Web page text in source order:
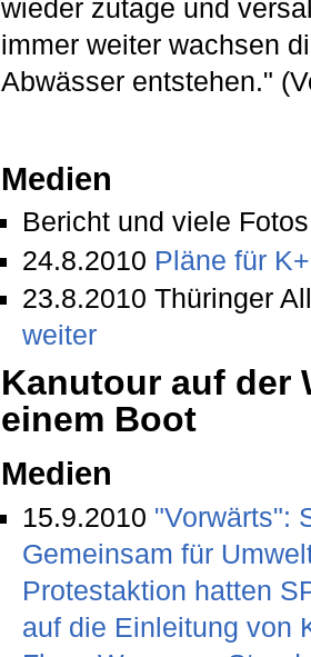
wieder zutage und
immer weiter wachsen
Abwässer entstehen."
Medien
Bericht und viele
24.8.2010 Pläne für
23.8.2010 Thüringer
weiter
Kanutour auf der
einem Boot
Medien
15.9.2010 "Vorwärts":
Gemeinsam für
Protestaktion hatten
auf die Einleitung von